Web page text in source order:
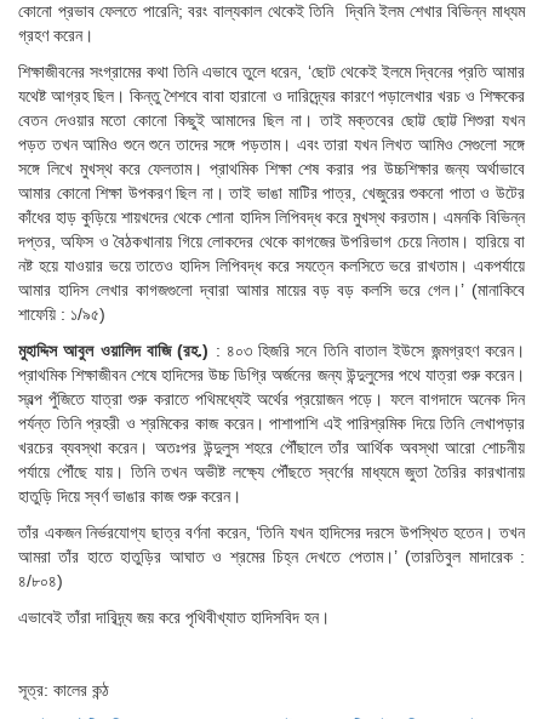
কোনো প্রভাব ফেলতে পারেনি; বরং বাল্যকাল থেকেই তিনি দ্বিনি ইলম শেখার বিভিন্ন মাধ্যম
গ্রহণ করেন।
শিক্ষাজীবনের সংগ্রামের কথা তিনি এভাবে তুলে ধরেন, ‘ছোট থেকেই ইলমে দ্বিনের প্রতি আমার
যথেষ্ট আগ্রহ ছিল। কিন্তু শৈশবে বাবা হারানো ও দারিদ্র্যের কারণে পড়ালেখার খরচ ও শিক্ষকের
বেতন দেওয়ার মতো কোনো কিছুই আমাদের ছিল না। তাই মক্তবের ছোট্ট ছোট্ট শিশুরা যখন
পড়ত তখন আমিও শুনে শুনে তাদের সঙ্গে পড়তাম। এবং তারা যখন লিখত আমিও সেগুলো সঙ্গে
সঙ্গে লিখে মুখস্থ করে ফেলতাম। প্রাথমিক শিক্ষা শেষ করার পর উচ্চশিক্ষার জন্য অর্থাভাবে
আমার কোনো শিক্ষা উপকরণ ছিল না। তাই ভাঙা মাটির পাত্র, খেজুরের শুকনো পাতা ও উটের
কাঁধের হাড় কুড়িয়ে শায়খদের থেকে শোনা হাদিস লিপিবদ্ধ করে মুখস্থ করতাম। এমনকি বিভিন্ন
দপ্তর, অফিস ও বৈঠকখানায় গিয়ে লোকদের থেকে কাগজের উপরিভাগ চেয়ে নিতাম। হারিয়ে বা
নষ্ট হয়ে যাওয়ার ভয়ে তাতেও হাদিস লিপিবদ্ধ করে সযত্নে কলসিতে ভরে রাখতাম। একপর্যায়ে
আমার হাদিস লেখার কাগজগুলো দ্বারা আমার মায়ের বড় বড় কলসি ভরে গেল।’ (মানাকিবে
শাফেয়ি : ১/৯৫)
মুহাদ্দিস আবুল ওয়ালিদ বাজি (রহ.) : ৪০৩ হিজরি সনে তিনি বাতাল ইউসে জন্মগ্রহণ করেন।
প্রাথমিক শিক্ষাজীবন শেষে হাদিসের উচ্চ ডিগ্রি অর্জনের জন্য উন্দুলুসের পথে যাত্রা শুরু করেন।
স্বল্প পুঁজিতে যাত্রা শুরু করাতে পথিমধ্যেই অর্থের প্রয়োজন পড়ে। ফলে বাগদাদে অনেক দিন
পর্যন্ত তিনি প্রহরী ও শ্রমিকের কাজ করেন। পাশাপাশি এই পারিশ্রমিক দিয়ে তিনি লেখাপড়ার
খরচের ব্যবস্থা করেন। অতঃপর উন্দুলুস শহরে পৌঁছালে তাঁর আর্থিক অবস্থা আরো শোচনীয়
পর্যায়ে পৌঁছে যায়। তিনি তখন অভীষ্ট লক্ষ্যে পৌঁছতে স্বর্ণের মাধ্যমে জুতা তৈরির কারখানায়
হাতুড়ি দিয়ে স্বর্ণ ভাঙার কাজ শুরু করেন।
তাঁর একজন নির্ভরযোগ্য ছাত্র বর্ণনা করেন, ‘তিনি যখন হাদিসের দরসে উপস্থিত হতেন। তখন
আমরা তাঁর হাতে হাতুড়ির আঘাত ও শ্রমের চিহ্ন দেখতে পেতাম।’ (তারতিবুল মাদারেক :
৪/৮০৪)
এভাবেই তাঁরা দারিদ্র্য জয় করে পৃথিবীখ্যাত হাদিসবিদ হন।
সূত্র: কালের কন্ঠ